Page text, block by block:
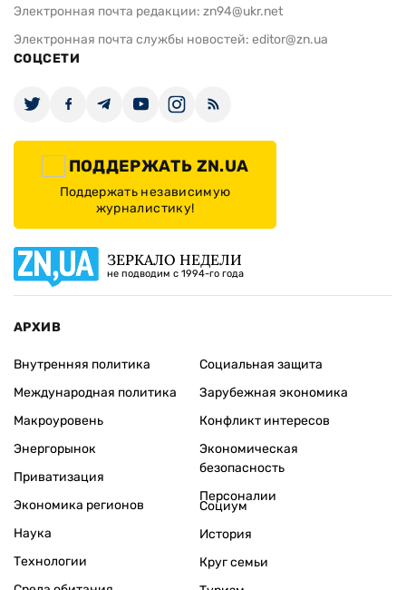
Электронная почта редакции: zn94@ukr.net
Электронная почта службы новостей: editor@zn.ua
СОЦСЕТИ
ПОДДЕРЖАТЬ ZN.UA
Поддержать независимую
журналистику!
ЗЕРКАЛО НЕДЕЛИ
не подводим с 1994-го года
АРХИВ
Внутренняя политика
Международная политика
Макроуровень
Энергорынок
Приватизация
Экономика регионов
Социальная защита
Зарубежная экономика
Конфликт интересов
Экономическая
безопасность
Персоналии
Наука
Технологии
Социум
История
Круг семьи